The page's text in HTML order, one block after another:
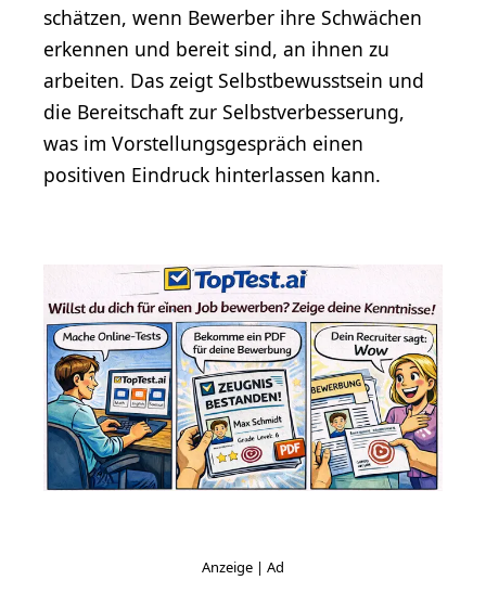
schätzen, wenn Bewerber ihre Schwächen
erkennen und bereit sind, an ihnen zu
arbeiten. Das zeigt Selbstbewusstsein und
die Bereitschaft zur Selbstverbesserung,
was im Vorstellungsgespräch einen
positiven Eindruck hinterlassen kann.